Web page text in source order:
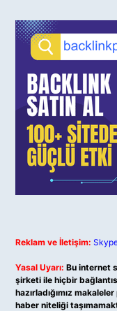
Reklam ve İletişim:
Yasal Uyarı: Bu internet
şirketi ile hiçbir
hazırladığımız
haber niteliği